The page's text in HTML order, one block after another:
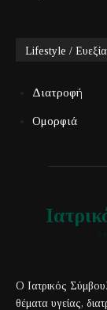
Lifestyle / Ευεξία
Διατροφή
Ομορφιά
Ο Ιατρικός
θέματα υγείας,